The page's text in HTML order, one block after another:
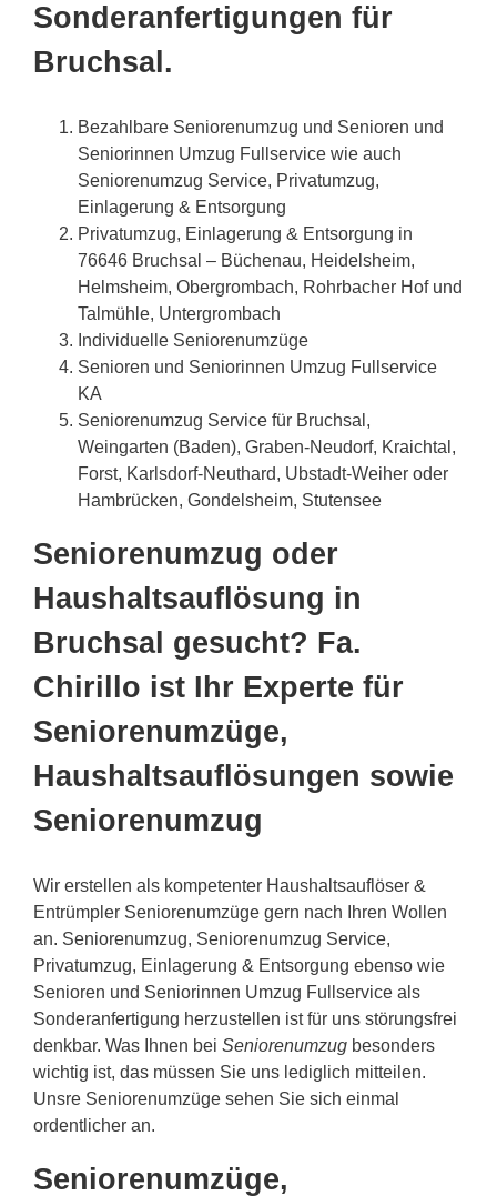
Sonderanfertigungen für
Bruchsal.
Bezahlbare Seniorenumzug und Senioren und
Seniorinnen Umzug Fullservice wie auch
Seniorenumzug Service, Privatumzug,
Einlagerung & Entsorgung
Privatumzug, Einlagerung & Entsorgung in
76646 Bruchsal – Büchenau, Heidelsheim,
Helmsheim, Obergrombach, Rohrbacher Hof und
Talmühle, Untergrombach
Individuelle Seniorenumzüge
Senioren und Seniorinnen Umzug Fullservice
KA
Seniorenumzug Service für Bruchsal,
Weingarten (Baden), Graben-Neudorf, Kraichtal,
Forst, Karlsdorf-Neuthard, Ubstadt-Weiher oder
Hambrücken, Gondelsheim, Stutensee
Seniorenumzug oder
Haushaltsauflösung in
Bruchsal gesucht? Fa.
Chirillo ist Ihr Experte für
Seniorenumzüge,
Haushaltsauflösungen sowie
Seniorenumzug
Wir erstellen als kompetenter Haushaltsauflöser &
Entrümpler Seniorenumzüge gern nach Ihren Wollen
an. Seniorenumzug, Seniorenumzug Service,
Privatumzug, Einlagerung & Entsorgung ebenso wie
Senioren und Seniorinnen Umzug Fullservice als
Sonderanfertigung herzustellen ist für uns störungsfrei
denkbar. Was Ihnen bei Seniorenumzug besonders
wichtig ist, das müssen Sie uns lediglich mitteilen.
Unsre Seniorenumzüge sehen Sie sich einmal
ordentlicher an.
Seniorenumzüge,